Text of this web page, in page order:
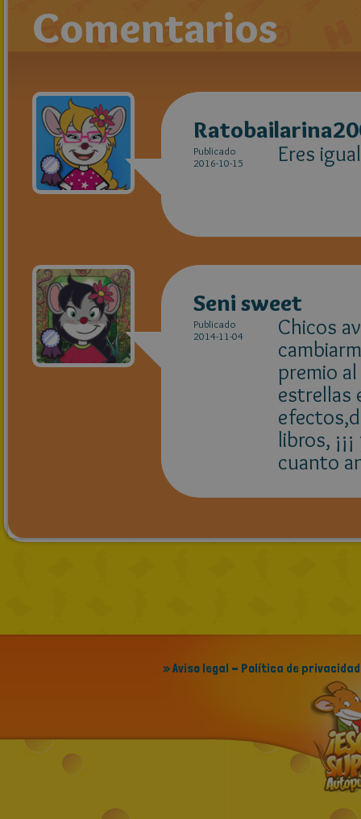
Comentarios
Publicado
2016-10-15
Eres
Seni sweet
Publicado
2014-11-04
Chicos
premio
estrellas
libros,
cuanto
» Aviso legal - Política de privacidad